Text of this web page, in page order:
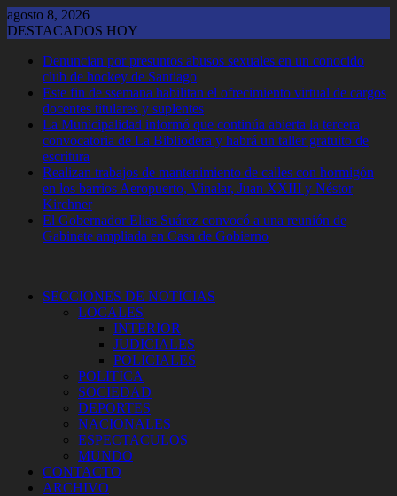
Saltar
al
agosto 8, 2026
DESTACADOS HOY
Denuncian por presuntos abusos sexuales en un conocido
club de hockey de Santiago
Este fin de ssemana habilitan el ofrecimiento virtual de cargos
docentes titulares y suplentes
La Municipalidad informó que continúa abierta la tercera
convocatoria de La Bibliodera y habrá un taller gratuito de
escritura
Realizan trabajos de mantenimiento de calles con hormigón
en los barrios Aeropuerto, Vinalar, Juan XXIII y Néstor
Kirchner
El Gobernador Elias Suárez convocó a una reunión de
Gabinete ampliada en Casa de Gobierno
SECCIONES DE NOTICIAS
LOCALES
INTERIOR
JUDICIALES
POLICIALES
POLITICA
SOCIEDAD
DEPORTES
NACIONALES
ESPECTACULOS
MUNDO
CONTACTO
ARCHIVO